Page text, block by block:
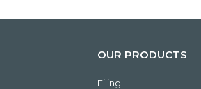
OUR PRODUCTS
Filing